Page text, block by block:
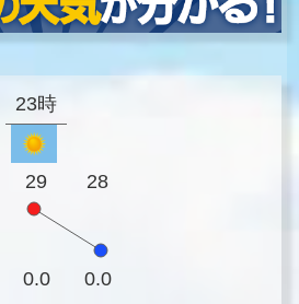
23時
29 28
0.0
0.0